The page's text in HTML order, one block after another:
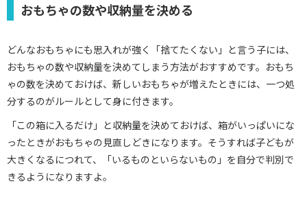
おもちゃの数や収納量を決める
どんなおもちゃにも思入れが強く「捨てたくない」と言う子には、
おもちゃの数や収納量を決めてしまう方法がおすすめです。おもち
ゃの数を決めておけば、新しいおもちゃが増えたときには、一つ処
分するのがルールとして身に付きます。
「この箱に入るだけ」と収納量を決めておけば、箱がいっぱいにな
ったときがおもちゃの見直しどきになります。そうすれば子どもが
大きくなるにつれて、「いるものといらないもの」を自分で判別で
きるようになりますよ。